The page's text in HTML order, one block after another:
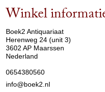
Winkel
Boek2 Antiquariaat
Herenweg 24 (unit 3)
3602 AP Maarssen
Nederland
0654380560
info@boek2.nl